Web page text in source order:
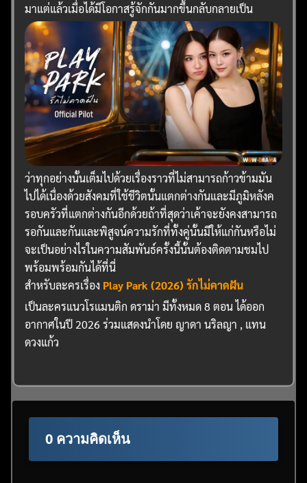
มาแต่แล้วเมื่อได้มีโอกาสรู้จักกันมากขึ้นกลับกลายเป็น
ว่าทุกอย่างนั้นเต็มไปด้วยเรื่องราวที่ไม่สามารถก้าวข้ามมัน
ไปได้เนื่องด้วยสังคมที่ใช้ชีวิตนั้นแตกต่างกันและมีภูมิหลังค
รอบครัวที่แตกต่างกันอีกด้วยถ้าที่สุดว่าเค้าจะยังคงสามารถ
รอกันและกันและพิสูจน์ความรักที่ทั้งคู่นั้นมีให้แก่กันหรือไม่
จะเป็นอย่างไรในความสัมพันธ์ครั้งนี้นั้นต้องติดตามชมไป
พร้อมพร้อมกันได้ที่นี่
สำหรับละครเรื่อง Play Park (2026) รักไม่คาดฝัน
เป็นละครแนวโรแมนติก ดราม่า มีทั้งหมด 8 ตอน ได้ออก
อากาศในปี 2026 ร่วมแสดงนำโดย ญาดา นริลญา , แทน
ดวงแก้ว
0 ความคิดเห็น